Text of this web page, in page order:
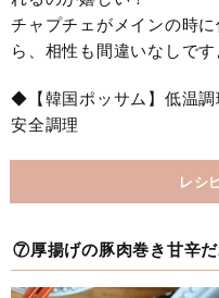
チャプチェがメインの時
ら、相性も間違いなしです
◆【韓国ポッサム】低温
安全調理
レシ
⑦厚揚げの豚肉巻き甘辛